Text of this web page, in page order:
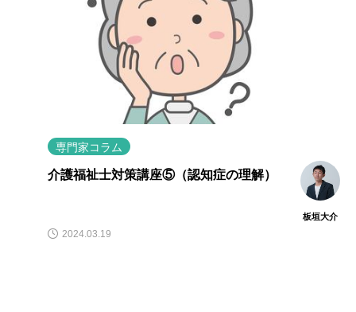
専門家コラム
介護福祉士国家試験合格必勝法 介護福
板垣大介
2023.08.08